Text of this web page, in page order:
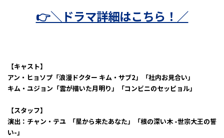
👉＼ドラマ詳細はこちら！／
【キャスト】
アン・ヒョソプ「浪漫ドクター キム・サブ2」「社内お見合い」
キム・ユジョン「雲が描いた月明り」「コンビニのセッピョル」
【スタッフ】
演出：チャン・テユ 「星から来たあなた」「根の深い木 -世宗大王の誓
い-」